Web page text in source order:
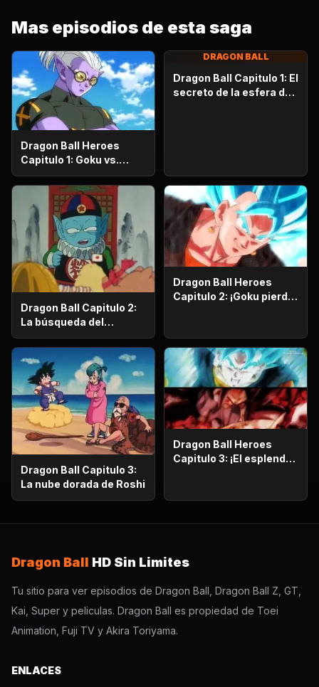
Mas episodios de esta saga
Dragon Ball Heroes
Capitulo 1: Goku vs.
Goku. Inicia una
apasionante batalla en
la prisión planetaria!
DRAGON BALL
Dragon Ball Capitulo 1: El
secreto de la esfera del
Dragon Ball Capitulo 2:
La búsqueda del
emperador
Dragon Ball Heroes
Capitulo 2: ¡Goku pierde
Dragon Ball Capitulo 3:
La nube dorada de Roshi
Dragon Ball Heroes
Capitulo 3: ¡El esplendor
explota!
Dragon Ball HD Sin Limites
Tu sitio para ver episodios de Dragon Ball, Dragon Ball Z, GT,
Kai, Super y peliculas. Dragon Ball es propiedad de Toei
Animation, Fuji TV y Akira Toriyama.
ENLACES